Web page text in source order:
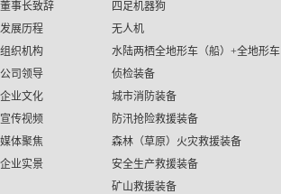
董事长致辞
发展历程
组织机构
公司领导
企业文化
宣传视频
媒体聚焦
企业实景
四足机器狗
无人机
水陆两栖全地形车（船）+全地形车
侦检装备
城市消防装备
防汛抢险救援装备
森林（草原）火灾救援装备
安全生产救援装备
矿山救援装备